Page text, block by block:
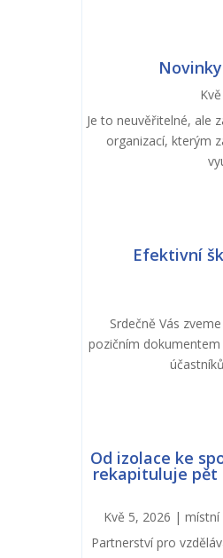
Je to neuvěřitelné, ale
organizací, kterým
Efektivní
Srdečně Vás
pozičním dokumentem
Od izolace ke
rekapituluje pět
Kvě 5, 2026 | místní
Partnerství pro